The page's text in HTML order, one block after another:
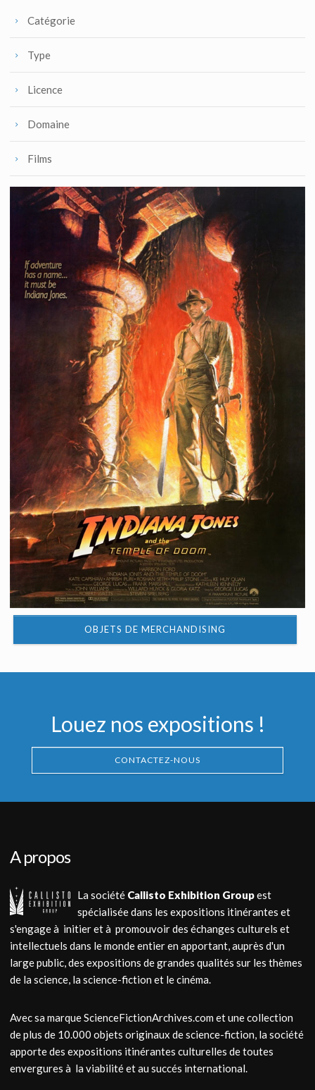
Catégorie
Type
Licence
Domaine
Films
OBJETS DE MERCHANDISING
Louez nos expositions !
CONTACTEZ-NOUS
A propos
La société Callisto Exhibition Groupest
spécialisée dans les expositions itinérantes et
s'engage à initier et à promouvoir des échanges culturels et
intellectuels dans le monde entier en apportant, auprès d'un
large public, des expositions de grandes qualités sur les thèmes
de la science, la science-fiction et le cinéma.
Avec sa marque ScienceFictionArchives.com et une collection
de plus de 10.000 objets originaux de science-fiction, la société
apporte des expositions itinérantes culturelles de toutes
envergures à la viabilité et au succés international.